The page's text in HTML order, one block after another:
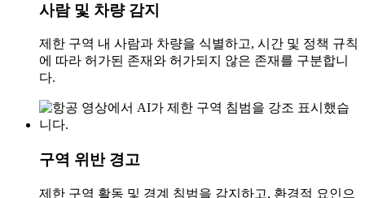
사람 및 차량 감지
제한 구역 내 사람과 차량을 식별하고, 시간 및 정책 규칙
에 따라 허가된 존재와 허가되지 않은 존재를 구분합니
다.
구역 위반 경고
제한 구역 활동 및 경계 침범을 감지하고, 환경적 요인으